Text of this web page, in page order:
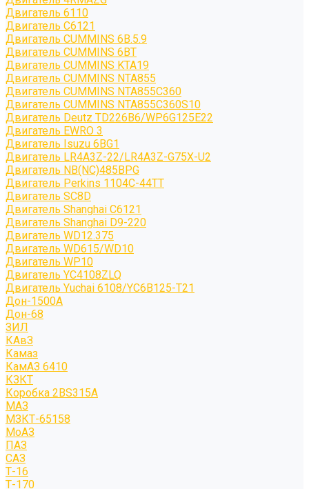
Двигатель 6110
Двигатель C6121
Двигатель CUMMINS 6B.5.9
Двигатель CUMMINS 6BT
Двигатель CUMMINS KTA19
Двигатель CUMMINS NTA855
Двигатель CUMMINS NTA855C360
Двигатель CUMMINS NTA855C360S10
Двигатель Deutz TD226B6/WP6G125E22
Двигатель EWRO 3
Двигатель Isuzu 6BG1
Двигатель LR4A3Z-22/LR4A3Z-G75X-U2
Двигатель NB(NC)485BPG
Двигатель Perkins 1104C-44TT
Двигатель SC8D
Двигатель Shanghai C6121
Двигатель Shanghai D9-220
Двигатель WD12.375
Двигатель WD615/WD10
Двигатель WP10
Двигатель YC4108ZLQ
Двигатель Yuchai 6108/YC6B125-T21
Дон-1500А
Дон-68
ЗИЛ
КАвЗ
Камаз
КамАЗ 6410
КЗКТ
Коробка 2BS315A
МАЗ
МЗКТ-65158
МоАЗ
ПАЗ
САЗ
Т-16
Т-170